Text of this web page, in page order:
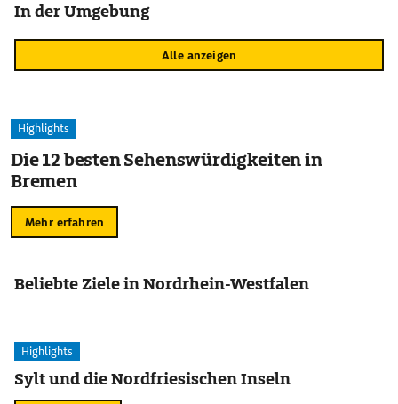
In der Umgebung
Alle anzeigen
Highlights
Die 12 besten Sehenswürdigkeiten in
Bremen
Mehr erfahren
Beliebte Ziele in Nordrhein-Westfalen
Highlights
Sylt und die Nordfriesischen Inseln